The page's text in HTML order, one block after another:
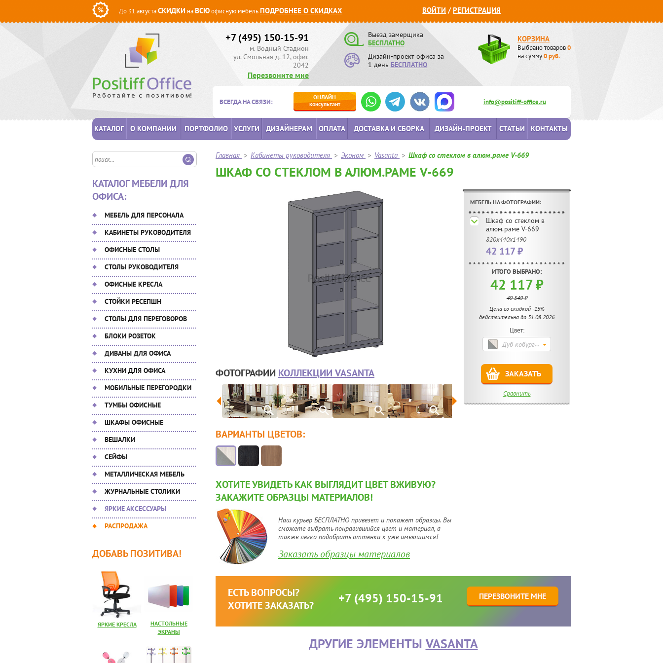
До 31 августаСКИДКИ наВСЮофисную мебельПОДРОБНЕЕ О СКИДКАХ ВОЙТИ /РЕГИСТРАЦИЯ
+7 (495) 150-15-91
м. Водный Стадион
ул. Смольная д. 12, офис
2042
Перезвоните мне
Выезд замерщика
БЕСПЛАТНО
Дизайн-проект офиса за
1 день БЕСПЛАТНО
КОРЗИНА
Выбрано товаров0
на сумму0руб.
ВСЕГДА НА СВЯЗИ:
ОНЛАЙН
консультант
info@positiff-office.ru
КАТАЛОГ О КОМПАНИИ ПОРТФОЛИО УСЛУГИ ДИЗАЙНЕРАМ ОПЛАТА ДОСТАВКА И СБОРКА ДИЗАЙН-ПРОЕКТ СТАТЬИ КОНТАКТЫ
КАТАЛОГ МЕБЕЛИ ДЛЯ
ОФИСА:
МЕБЕЛЬ ДЛЯ ПЕРСОНАЛА
КАБИНЕТЫ РУКОВОДИТЕЛЯ
ОФИСНЫЕ СТОЛЫ
СТОЛЫ РУКОВОДИТЕЛЯ
ОФИСНЫЕ КРЕСЛА
СТОЙКИ РЕСЕПШН
СТОЛЫ ДЛЯ ПЕРЕГОВОРОВ
БЛОКИ РОЗЕТОК
ДИВАНЫ ДЛЯ ОФИСА
КУХНИ ДЛЯ ОФИСА
МОБИЛЬНЫЕ ПЕРЕГОРОДКИ
ТУМБЫ ОФИСНЫЕ
ШКАФЫ ОФИСНЫЕ
ВЕШАЛКИ
СЕЙФЫ
МЕТАЛЛИЧЕСКАЯ МЕБЕЛЬ
ЖУРНАЛЬНЫЕ СТОЛИКИ
ЯРКИЕ АКСЕССУАРЫ
РАСПРОДАЖА
ДОБАВЬ ПОЗИТИВА!
ЯРКИЕ КРЕСЛА
НАСТОЛЬНЫЕ
ЭКРАНЫ
Главная > Кабинеты руководителя > Эконом > Vasanta > Шкаф со стеклом в алюм.раме V-669
ШКАФ СО СТЕКЛОМ В АЛЮМ.РАМЕ V-669
ФОТОГРАФИИ КОЛЛЕКЦИИ VASANTA
МЕБЕЛЬ НА ФОТОГРАФИИ:
Шкаф со стеклом в
алюм.раме V-669
820х440х1490
42 117 ₽
ИТОГО ВЫБРАНО:
42 117 ₽
49 549 ₽
Цена со скидкой -15%
действительна до 31.08.2026
Цвет:
Дуб кобург/металлик
ЗАКАЗАТЬ
Сравнить
ВАРИАНТЫ ЦВЕТОВ:
ХОТИТЕ УВИДЕТЬ КАК ВЫГЛЯДИТ ЦВЕТ ВЖИВУЮ?
ЗАКАЖИТЕ ОБРАЗЦЫ МАТЕРИАЛОВ!
Наш курьер БЕСПЛАТНО привезет и покажет образцы. Вы
сможете выбрать понравившийся цвет и материал, а
также легко подобрать оттенки к уже имеющимся!
Заказать образцы материалов
ЕСТЬ ВОПРОСЫ?
ХОТИТЕ ЗАКАЗАТЬ?
+7 (495) 150-15-91 ПЕРЕЗВОНИТЕ МНЕ
ДРУГИЕ ЭЛЕМЕНТЫ VASANTA